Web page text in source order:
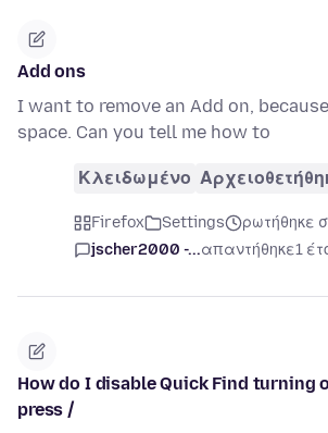
Add ons
I want to remove an Add on,
space. Can you tell me how to
Κλειδωμένο
Firefox Settings
ρωτήθηκε
jscher2000 -...απαντήθηκε1
How do I disable Quick Find turning
press /